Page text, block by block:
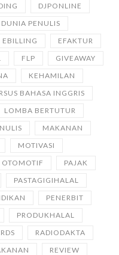
DJPONLINE
DUNIA PENULIS
EBILLING
EFAKTUR
FLP
GIVEAWAY
KEHAMILAN
BAHASA INGGRIS
LOMBA BERTUTUR
MAKANAN
MOTIVASI
OTOMOTIF
PAJAK
PASTAGIGIHALAL
PENERBIT
PRODUKHALAL
RADIODAKTA
REVIEW